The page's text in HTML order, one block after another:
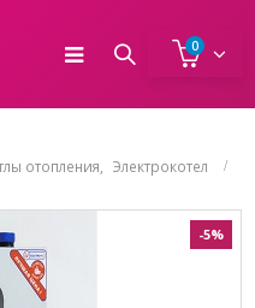
0
отопления
Электрокотел
-5%